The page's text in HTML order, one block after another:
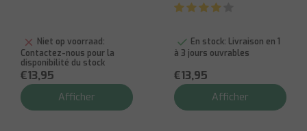
Niet op voorraad:
Contactez-nous pour la
disponibilité du stock
€13,95
Afficher
carrelage 1L
En stock: Livraison en 1
à 3 jours ouvrables
€13,95
Afficher